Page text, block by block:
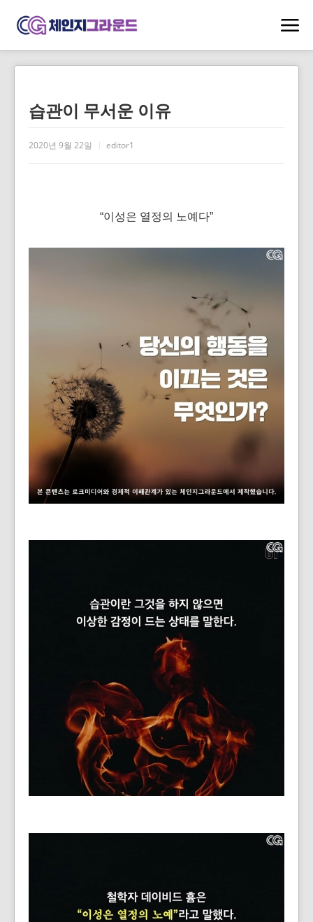
습관이 무서운 이유
2020년 9월 22일 editor1
“이성은 열정의 노예다”